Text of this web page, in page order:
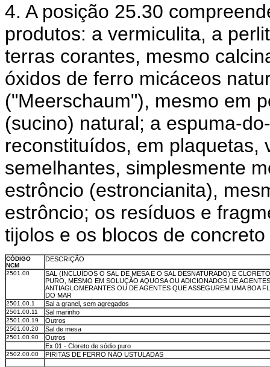
4. A posição 25.30
produtos: a vermiculita, a
terras corantes, mesmo
óxidos de ferro micáceos
("Meerschaum"), mesmo em
(sucino) natural; a espuma-
reconstituídos, em plaquetas,
semelhantes, simplesmente
estrôncio (estroncianita),
estrôncio; os resíduos e
tijolos e os blocos de
CÓDIGO
NCM
DESCRIÇÃO
2501.00
SAL (INCLUÍDOS O SAL DE MESA E O SAL DESNATURADO) E
PURO, MESMO EM SOLUÇÃO AQUOSA OU ADICIONADOS DE AGENTES
ANTIAGLOMERANTES OU DE AGENTES QUE ASSEGUREM UMA BOA
DO MAR
2501.00.1 Sal a granel, sem agregados
2501.00.11 Sal marinho
2501.00.19 Outros
2501.00.20 Sal de mesa
2501.00.90
Outros
Ex 01 - Cloreto de sódio puro
2502.00.00 PIRITAS DE FERRO NÃO USTULADAS